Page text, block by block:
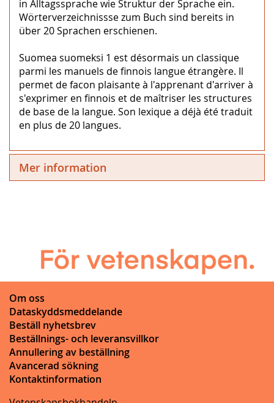
in Alltagssprache wie Struktur der Sprache ein.
Wörterverzeichnissse zum Buch sind bereits in
über 20 Sprachen erschienen.
Suomea suomeksi 1 est désormais un classique
parmi les manuels de finnois langue étrangère. Il
permet de facon plaisante à l'apprenant d'arriver à
s'exprimer en finnois et de maîtriser les structures
de base de la langue. Son lexique a déjà été traduit
en plus de 20 langues.
Mer information
Om oss
Dataskyddsmeddelande
Beställ nyhetsbrev
Beställnings- och leveransvillkor
Annullering av beställning
Avancerad sökning
Kontaktinformation